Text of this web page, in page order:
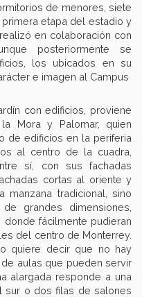
de menores, siete
etapa del estadio y
en colaboración con
posteriormente se
los ubicados en su
e imagen al Campus
con edificios, proviene
Mora y Palomar, quien
de edificios en la periferia
al centro de la cuadra,
sí, con sus fachadas
cortas al oriente y
manzana tradicional, sino
grandes dimensiones,
donde fácilmente pudieran
del centro de Monterrey.
quiere decir que no hay
aulas que pueden servir
alargada responde a una
sur o dos filas de salones